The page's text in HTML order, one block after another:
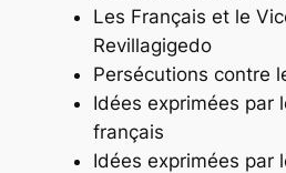
Les Français et le
Revillagigedo
Persécutions contre
Idées exprimées par
français
Idées exprimées par